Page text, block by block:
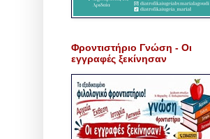
Φροντιστήριο Γνώση - Οι
εγγραφές ξεκίνησαν